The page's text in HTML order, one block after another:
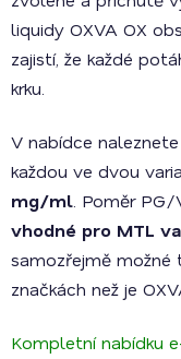
liquidy OXVA OX
zajistí, že každé
krku.
V nabídce
každou ve dvou
mg/ml . Poměr
vhodné pro MTL
samozřejmě
značkách než je
Kompletní nabídku